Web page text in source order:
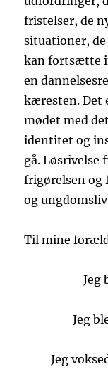
fristelser, de
situationer,
kan fortsætte
en
kæresten. Det
mødet med
identitet og
gå. Løsrivelse
frigørelsen og
og
Til mine
Jeg
Jeg
Jeg